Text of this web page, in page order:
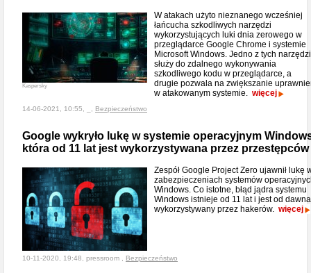
Kaspersky
W atakach użyto nieznanego wcześniej
łańcucha szkodliwych narzędzi
wykorzystujących luki dnia zerowego w
przeglądarce Google Chrome i systemie
Microsoft Windows. Jedno z tych narzędzi
służy do zdalnego wykonywania
szkodliwego kodu w przeglądarce, a
drugie pozwala na zwiększanie
w atakowanym systemie. więcej
14-06-2021, 10:55, _, Bezpieczeństwo
Google wykryło lukę w systemie operacyjnym
która od 11 lat jest wykorzystywana przez przestępców
Zespół Google Project Zero ujawnił lukę
zabezpieczeniach systemów
Windows. Co istotne, błąd jądra systemu
Windows istnieje od 11 lat i jest od dawna
wykorzystywany przez hakerów. więcej
10-11-2020, 19:48, pressroom , Bezpieczeństwo